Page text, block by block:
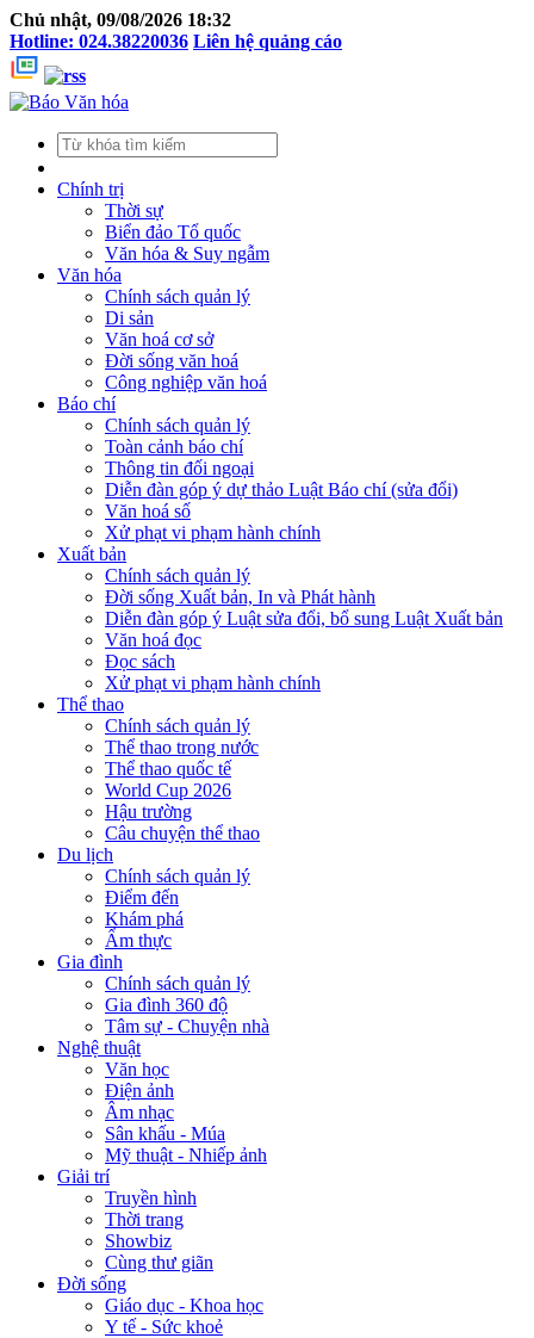
Chủ nhật, 09/08/2026 18:32
Hotline: 024.38220036 Liên hệ quảng cáo
Chính trị
Thời sự
Biển đảo Tổ quốc
Văn hóa & Suy ngẫm
Văn hóa
Chính sách quản lý
Di sản
Văn hoá cơ sở
Đời sống văn hoá
Công nghiệp văn hoá
Báo chí
Chính sách quản lý
Toàn cảnh báo chí
Thông tin đối ngoại
Diễn đàn góp ý dự thảo Luật Báo chí (sửa đổi)
Văn hoá số
Xử phạt vi phạm hành chính
Xuất bản
Chính sách quản lý
Đời sống Xuất bản, In và Phát hành
Diễn đàn góp ý Luật sửa đổi, bổ sung Luật Xuất bản
Văn hoá đọc
Đọc sách
Xử phạt vi phạm hành chính
Thể thao
Chính sách quản lý
Thể thao trong nước
Thể thao quốc tế
World Cup 2026
Hậu trường
Câu chuyện thể thao
Du lịch
Chính sách quản lý
Điểm đến
Khám phá
Ẩm thực
Gia đình
Chính sách quản lý
Gia đình 360 độ
Tâm sự - Chuyện nhà
Nghệ thuật
Văn học
Điện ảnh
Âm nhạc
Sân khấu - Múa
Mỹ thuật - Nhiếp ảnh
Giải trí
Truyền hình
Thời trang
Showbiz
Cùng thư giãn
Đời sống
Giáo dục - Khoa học
Y tế - Sức khoẻ